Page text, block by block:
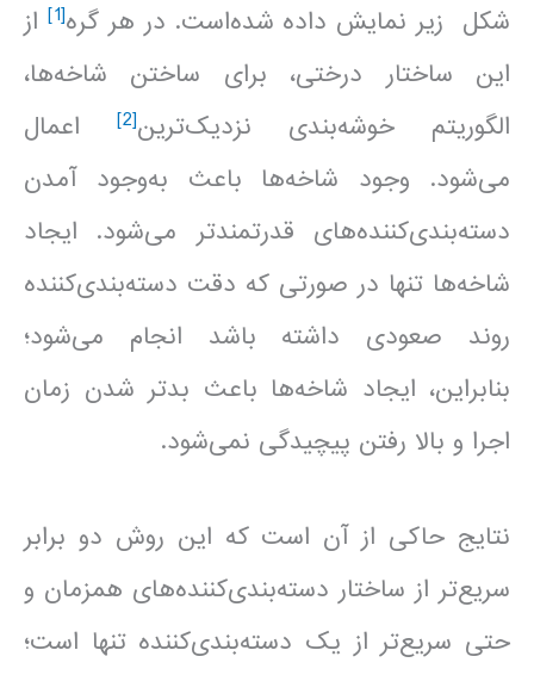
شکل زیر نمایش داده شده‌است. در هر گره[1]
از
این ساختار درختی، برای ساختن شاخه‌ها،
الگوریتم خوشه‌بندی نزدیک‌ترین[2]
اعمال
می‌شود. وجود شاخه‌ها باعث به‌وجود آمدن
دسته‌بندی‌کننده‌های قدرتمندتر می‌شود. ایجاد
شاخه‌ها تنها در صورتی که دقت دسته‌بندی‌کننده
روند صعودی داشته باشد انجام می‌شود؛
بنابراین، ایجاد شاخه‌ها باعث بدتر شدن زمان
اجرا و بالا رفتن پیچیدگی نمی‌شود.
نتایج حاکی از آن است که این روش دو برابر
سریع‌تر از ساختار دسته‌بندی‌کننده‌های همزمان و
حتی سریع‌تر از یک دسته‌بندی‌کننده تنها است؛